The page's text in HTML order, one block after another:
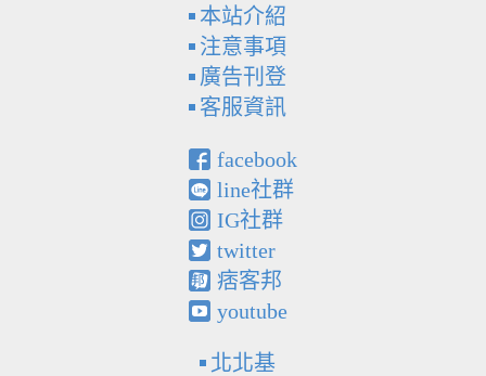
本站介紹
注意事項
廣告刊登
客服資訊
facebook
line社群
IG社群
twitter
痞客邦
youtube
北北基